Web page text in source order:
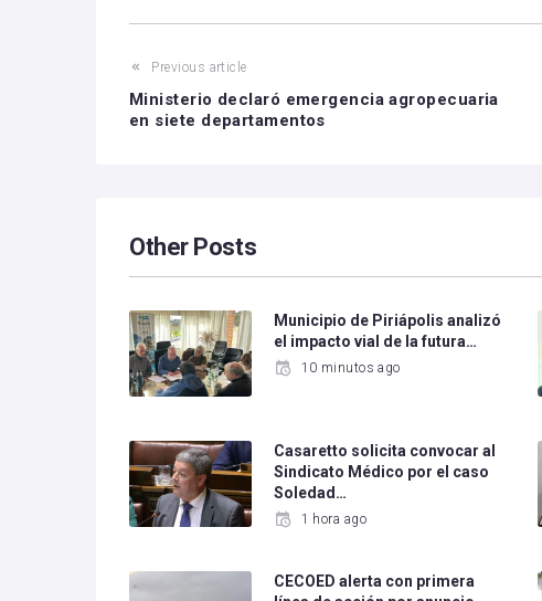
Previous article
Ministerio declaró emergencia agropecuaria
en siete departamentos
Other Posts
Municipio de Piriápolis analizó
el impacto vial de la futura…
10 minutos ago
Casaretto solicita convocar al
Sindicato Médico por el caso
Soledad…
1 hora ago
CECOED alerta con primera